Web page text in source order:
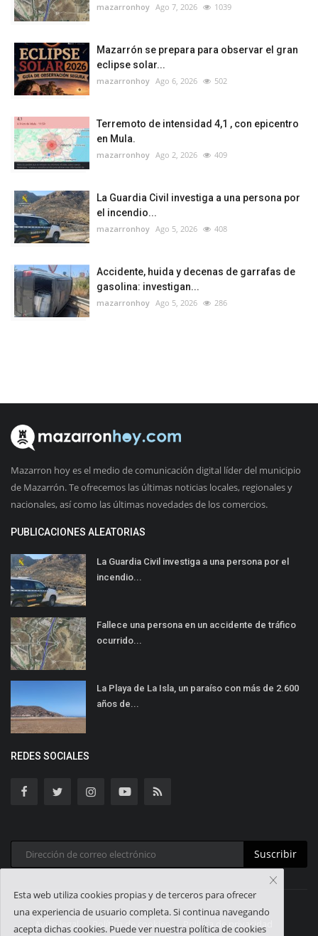
mazarronhoy Ago 7, 2026 1039
Mazarrón se prepara para observar el gran
eclipse solar...
mazarronhoy Ago 6, 2026 502
Terremoto de intensidad 4,1 , con epicentro
en Mula.
mazarronhoy Ago 2, 2026 409
La Guardia Civil investiga a una persona por
el incendio...
mazarronhoy Ago 5, 2026 408
Accidente, huida y decenas de garrafas de
gasolina: investigan...
mazarronhoy Ago 5, 2026 286
Mazarron hoy es el medio de comunicación digital líder del municipio
de Mazarrón. Te ofrecemos las últimas noticias locales, regionales y
nacionales, así como las últimas novedades de los comercios.
PUBLICACIONES ALEATORIAS
La Guardia Civil investiga a una persona por el
incendio...
Fallece una persona en un accidente de tráfico
ocurrido...
La Playa de La Isla, un paraíso con más de 2.600
años de...
REDES SOCIALES
Suscribir
Aviso legal Política de cookies Política de privacidad
Esta web utiliza cookies propias y de terceros para ofrecer
una experiencia de usuario completa. Si continua navegando
acepta dichas cookies. Puede ver nuestra política de cookies